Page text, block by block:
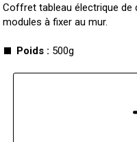
Coffret tableau électrique de
modules à fixer au mur.
Poids : 500g